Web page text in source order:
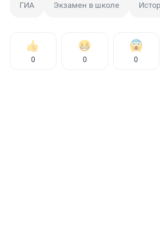
ГИА Экзамен в школе
0 0 0